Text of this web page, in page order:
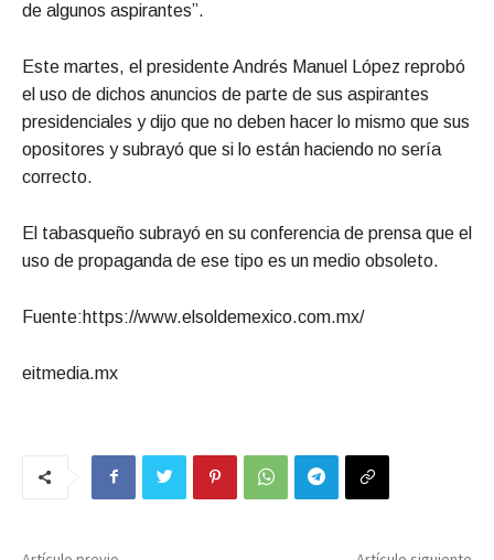
de algunos aspirantes”.
Este martes, el presidente Andrés Manuel López reprobó
el uso de dichos anuncios de parte de sus aspirantes
presidenciales y dijo que no deben hacer lo mismo que sus
opositores y subrayó que si lo están haciendo no sería
correcto.
El tabasqueño subrayó en su conferencia de prensa que el
uso de propaganda de ese tipo es un medio obsoleto.
Fuente:https://www.elsoldemexico.com.mx/
eitmedia.mx